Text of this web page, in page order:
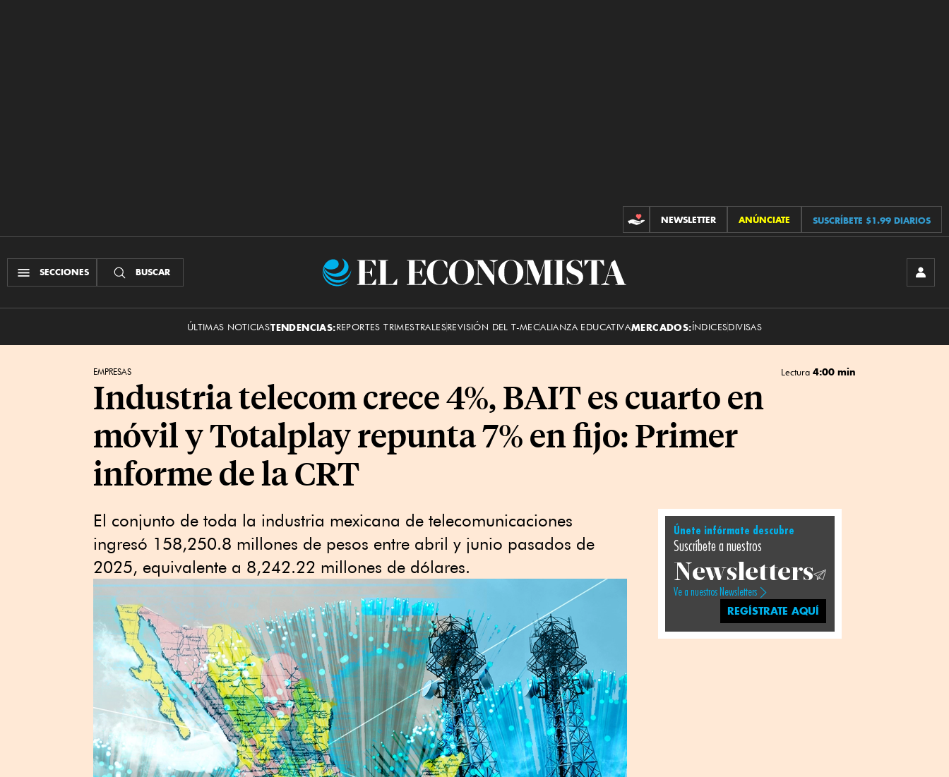
CONTRIBUCIONES
NEWSLETTER ANÚNCIATE SUSCRÍBETE $1.99 DIARIOS
SECCIONES BUSCAR
El
ÚLTIMAS NOTICIASTENDENCIAS:REPORTES TRIMESTRALESREVISIÓN DEL T-MECALIANZA EDUCATIVAMERCADOS:ÍNDICESDIVISAS
EMPRESAS Lectura 4:00 min
Industria telecom crece 4%, BAIT es cuarto en
móvil y Totalplay repunta 7% en fijo: Primer
informe de la CRT
El conjunto de toda la industria mexicana de telecomunicaciones
ingresó 158,250.8 millones de pesos entre abril y junio pasados de
2025, equivalente a 8,242.22 millones de dólares.
Únete infórmate descubre
Suscríbete a nuestros
Newsletters
Ve a nuestros Newsletters
REGÍSTRATE AQUÍ